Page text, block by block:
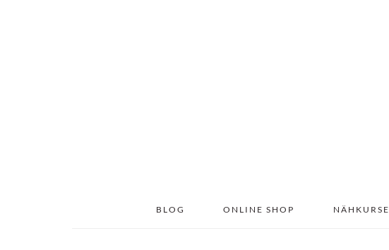
BLOG ONLINE SHOP NÄHKURSE